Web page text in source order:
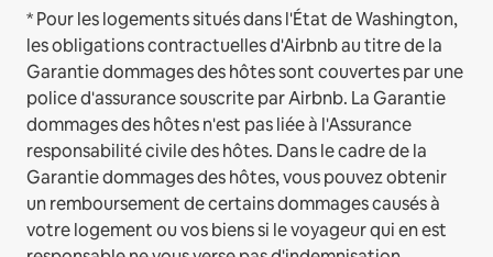
* Pour les logements situés dans l'État de Washington,
les obligations contractuelles d'Airbnb au titre de la
Garantie dommages des hôtes sont couvertes par une
police d'assurance souscrite par Airbnb. La Garantie
dommages des hôtes n'est pas liée à l'Assurance
responsabilité civile des hôtes. Dans le cadre de la
Garantie dommages des hôtes, vous pouvez obtenir
un remboursement de certains dommages causés à
votre logement ou vos biens si le voyageur qui en est